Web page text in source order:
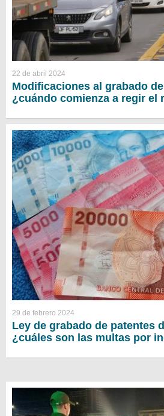
22 de abril 2024
Modificaciones al grabado
¿cuándo comienza a regir el
29 de febrero 2024
Ley de grabado de patentes
¿cuáles son las multas por